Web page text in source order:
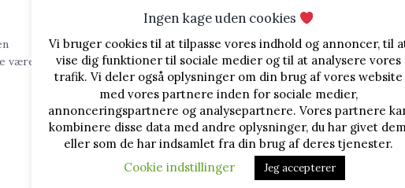
være
Simpel sirup
En god ide når du skal lave en fondantkage er at
bruge simpel sirup, også kaldet sukkerlage eller
sukkersirup, for ...
Ingen kage uden cookies
Vi bruger cookies til at tilpasse vores indhold og annoncer, til
vise dig funktioner til sociale medier og til at analysere vores
trafik. Vi deler også oplysninger om din brug af vores website
med vores partnere inden for sociale medier,
annonceringspartnere og analysepartnere. Vores partnere
kombinere disse data med andre oplysninger, du har givet
eller som de har indsamlet fra din brug af deres tjenester.
Cookie indstillinger
Jeg accepterer